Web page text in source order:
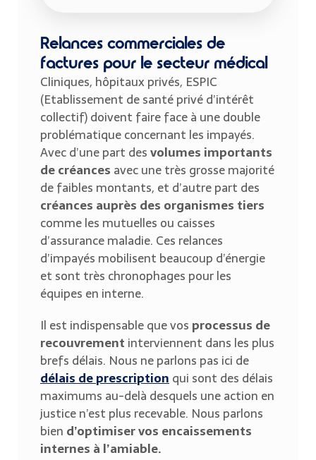
Relances commerciales de
factures pour le secteur médical
Cliniques, hôpitaux privés, ESPIC
(Etablissement de santé privé d’intérêt
collectif) doivent faire face à une double
problématique concernant les impayés.
Avec d’une part desvolumes importants
de créances avec une très grosse majorité
de faibles montants, et d’autre part des
créances auprès des organismes tiers
comme les mutuelles ou caisses
d’assurance maladie. Ces relances
d’impayés mobilisent beaucoup d’énergie
et sont très chronophages pour les
équipes en interne.
Il est indispensable que vos processus de
recouvrement interviennent dans les plus
brefs délais. Nous ne parlons pas ici de
délais de prescriptionqui sont des délais
maximums au-delà desquels une action en
justice n’est plus recevable. Nous parlons
bien d’optimiser vos encaissements
internes à l’amiable.